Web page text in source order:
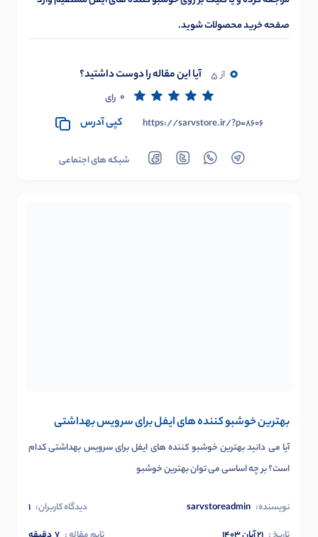
بهترین خوشبو کننده های ایفل برای سرویس بهداشتی
آیا می دانید بهترین خوشبو کننده های ایفل برای سرویس بهداشتی کدام
است؟ بر چه اساسی می توان بهترین خوشبو
نویسنده: sarvstoreadmin دیدگاه کاربران: 1
صفحه خرید محصولات شوید.
0 از 5 آیا این مقاله را دوست داشتید؟
0 رای
https://sarvstore.ir/?p=8606
کپی آدرس
شبکه های اجتماعی